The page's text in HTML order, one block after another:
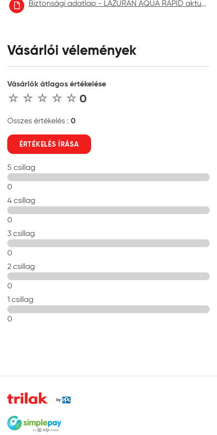
Biztonsági adatlap - LAZURÁN AQUA RAPID aktuális
Vásárlói vélemények
Vásárlók átlagos értékelése
0
Összes értékelés : 0
ÉRTÉKELÉS ÍRÁSA
5 csillag
0
4 csillag
0
3 csillag
0
2 csillag
0
1 csillag
0